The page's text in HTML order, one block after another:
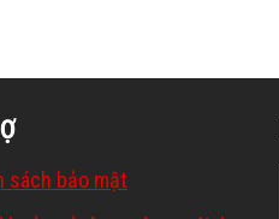
sách bảo mật